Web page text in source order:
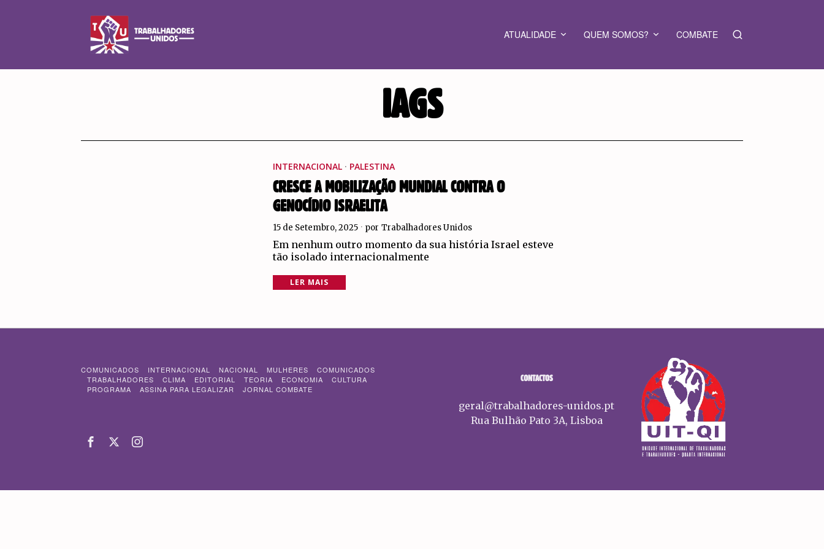
ATUALIDADE QUEM SOMOS? COMBATE
IAGS
INTERNACIONAL · PALESTINA
CRESCE A MOBILIZAÇÃO MUNDIAL CONTRA O
GENOCÍDIO ISRAELITA
15 de Setembro, 2025 por Trabalhadores Unidos
Em nenhum outro momento da sua história Israel esteve
tão isolado internacionalmente
LER MAIS
COMUNICADOS INTERNACIONAL NACIONAL MULHERES
COMUNICADOS
TRABALHADORES
CLIMA EDITORIAL TEORIA ECONOMIA
CULTURA
PROGRAMA
ASSINA PARA LEGALIZAR JORNAL COMBATE
CONTACTOS
geral@trabalhadores-unidos.pt
Rua Bulhão Pato 3A, Lisboa